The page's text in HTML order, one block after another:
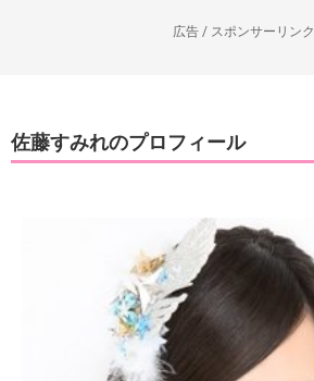
広告 / スポンサーリンク
佐藤すみれのプロフィール